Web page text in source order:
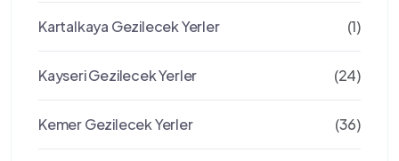
Kartalkaya Gezilecek Yerler (1)
Kayseri Gezilecek Yerler (24)
Kemer Gezilecek Yerler (36)